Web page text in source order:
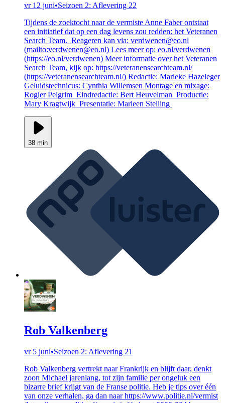
vr 12 juni•Seizoen 2: Aflevering 22
Tijdens de zoektocht naar de vermiste Anne Faber ontstaat
een initiatief dat op een dag levens zou redden: het Veteranen
Search Team. Reageren kan via: verdwenen@eo.nl
(mailto:verdwenen@eo.nl) Lees meer op: eo.nl/verdwenen
(https://eo.nl/verdwenen) Meer informatie over het Veteranen
Search Team, kijk op: https://veteranensearchteam.nl/
(https://veteranensearchteam.nl/) Redactie: Marieke Hazeleger
Geluidstechnicus: Cynthia Willemsen Montage en mixage:
Rogier Pelgrim Eindredactie: Bert Heuvelman Productie:
Mary Kragtwijk Presentatie: Marleen Stelling
38 min
Rob Valkenberg
vr 5 juni•Seizoen 2: Aflevering 21
Rob Valkenberg vertrekt naar Frankrijk en blijft daar, denkt
zoon Michael jarenlang, tot zijn familie per ongeluk een
bizarre brief krijgt van de Franse politie. Heb je tips over één
van onze verhalen, ga dan naar https://www.politie.nl/vermist